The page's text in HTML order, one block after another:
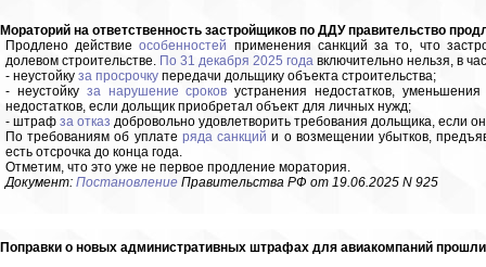
Мораторий на ответственность застройщиков по ДДУ правительство
Продлено действиеособенностей применения санкций за то, что
долевом строительстве. По 31 декабря 2025 года включительно нельзя, в
- неустойку за просрочку передачи дольщику объекта строительства;
- неустойку за нарушение сроков устранения недостатков,
недостатков, если дольщик приобретал объект для личных нужд;
- штраф за отказ добровольно удовлетворить требования дольщика, если
По требованиям об уплате ряда санкций и о возмещении убытков,
есть отсрочка до конца года.
Отметим, что это уже не первое продление моратория.
Документ: Постановление Правительства РФ от 19.06.2025 N 925
Поправки о новых административных штрафах для авиакомпаний